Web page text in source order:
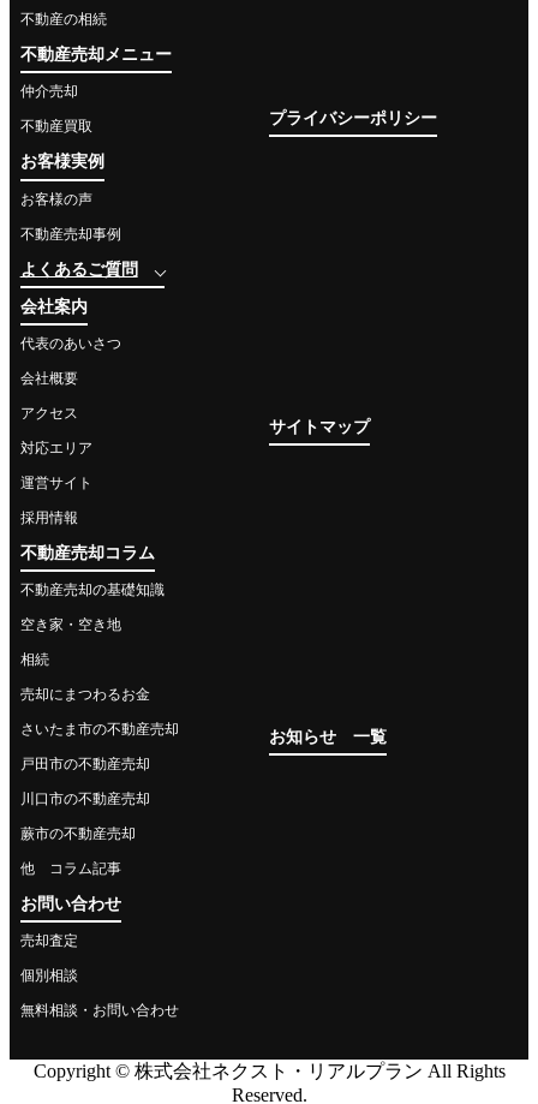
不動産の相続
不動産売却メニュー
仲介売却
不動産買取
お客様実例
お客様の声
不動産売却事例
よくあるご質問
会社案内
代表のあいさつ
会社概要
アクセス
対応エリア
運営サイト
採用情報
不動産売却コラム
不動産売却の基礎知識
空き家・空き地
相続
売却にまつわるお金
さいたま市の不動産売却
戸田市の不動産売却
川口市の不動産売却
蕨市の不動産売却
他 コラム記事
お問い合わせ
売却査定
個別相談
無料相談・お問い合わせ
プライバシーポリシー
サイトマップ
お知らせ 一覧
Copyright © 株式会社ネクスト・リアルプラン All Rights
Reserved.